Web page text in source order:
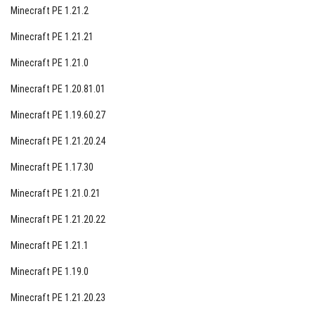
Minecraft PE 1.21.2
Minecraft PE 1.21.21
Minecraft PE 1.21.0
Minecraft PE 1.20.81.01
Minecraft PE 1.19.60.27
Minecraft PE 1.21.20.24
Minecraft PE 1.17.30
Minecraft PE 1.21.0.21
Minecraft PE 1.21.20.22
Minecraft PE 1.21.1
Minecraft PE 1.19.0
Minecraft PE 1.21.20.23